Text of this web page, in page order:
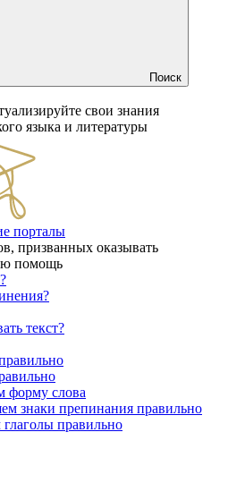
Поиск
свои знания
языка и литературы
порталы
призванных оказывать
помощь
текст?
форму слова
знаки препинания правильно
правильно